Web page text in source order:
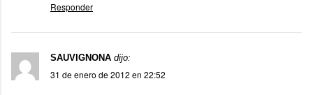
Responder
SAUVIGNONA dijo:
31 de enero de 2012 en 22:52